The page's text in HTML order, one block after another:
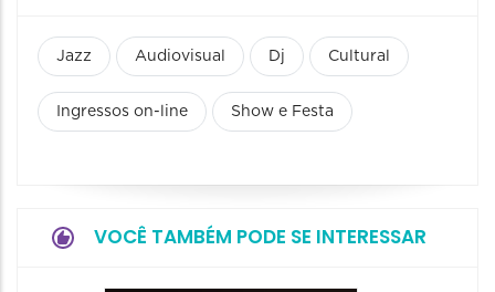
Jazz Audiovisual Dj Cultural
Ingressos on-line Show e Festa
VOCÊ TAMBÉM PODE SE INTERESSAR